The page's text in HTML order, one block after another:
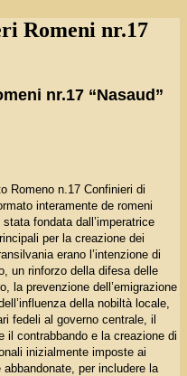
Romeni nr.17
nr.17 “Nasaud”
Romeno n.17 Confinieri di
interamente de romeni
fondata dall’imperatrice
per la creazione dei
erano l’intenzione di
un rinforzo della difesa delle
la prevenzione dell’emigrazione
della nobiltà locale,
fedeli al governo centrale, il
il contrabbando e la creazione di
inizialmente imposte ai
per includere la